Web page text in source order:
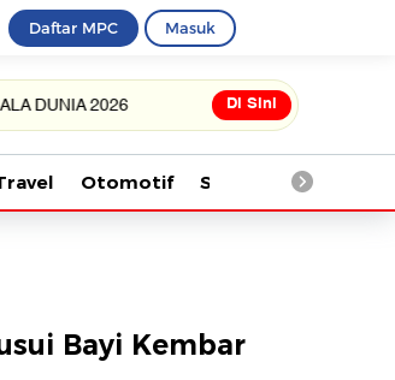
Daftar MPC Masuk
2026 Di Sini
Otomotif Saintek
Bayi Kembar